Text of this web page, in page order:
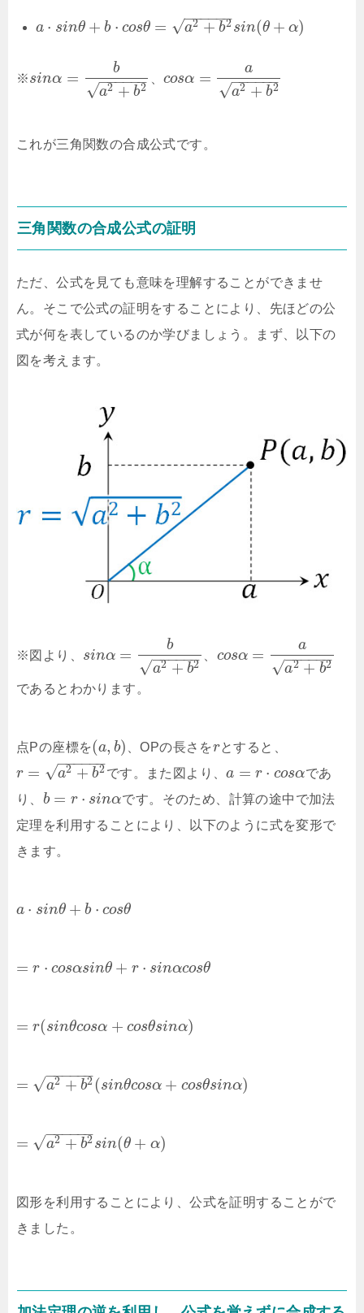
a ⋅ sinθ + b ⋅ cosθ = a2 + b2
− −
−−−−
√ sin(θ + α)
※sinα =
b
a2 + b2
− −
−−−−
√
、cosα =
a
a2 + b2
− −
−−−−
√
これが三角関数の合成公式です。
三角関数の合成公式の証明
ただ、公式を見ても意味を理解することができませ
ん。そこで公式の証明をすることにより、先ほどの公
式が何を表しているのか学びましょう。まず、以下の
図を考えます。
※図より、 sinα =
b
a2 + b2
− −
−−−−
√
cosα =
a
a2 + b2
− −
−−−−
√
であるとわかります。
点Pの座標を(a, b) 、OPの長さをrとすると、
r = a2 + b2
− −
−−−−
√ です。また図より、a = r ⋅ cosαであ
り、 b = r ⋅ sinαです。そのため、計算の途中で加法
定理を利用することにより、以下のように式を変形で
きます。
a ⋅ sinθ + b ⋅ cosθ
= r ⋅ cosαsinθ + r ⋅ sinαcosθ
= r(sinθcosα + cosθsinα)
= a2 + b2
− −
−−−−
√ (sinθcosα + cosθsinα)
= a2 + b2
− −
−−−−
√ sin(θ + α)
図形を利用することにより、公式を証明することがで
きました。